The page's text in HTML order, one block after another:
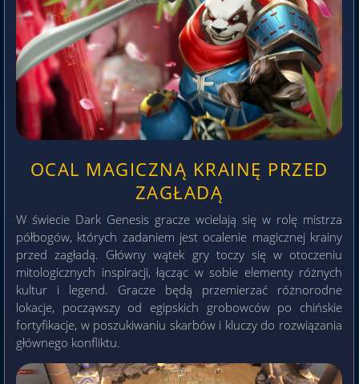
OCAL MAGICZNĄ KRAINĘ PRZED
ZAGŁADĄ
W świecie Dark Genesis gracze wcielają się w rolę mistrza
półbogów, których zadaniem jest ocalenie magicznej krainy
przed zagładą. Główny wątek gry toczy się w otoczeniu
mitologicznych inspiracji, łącząc w sobie elementy różnych
kultur i legend. Gracze będą przemierzać różnorodne
lokacje, począwszy od egipskich grobowców po chińskie
fortyfikacje, w poszukiwaniu skarbów i kluczy do rozwiązania
głównego konfliktu.